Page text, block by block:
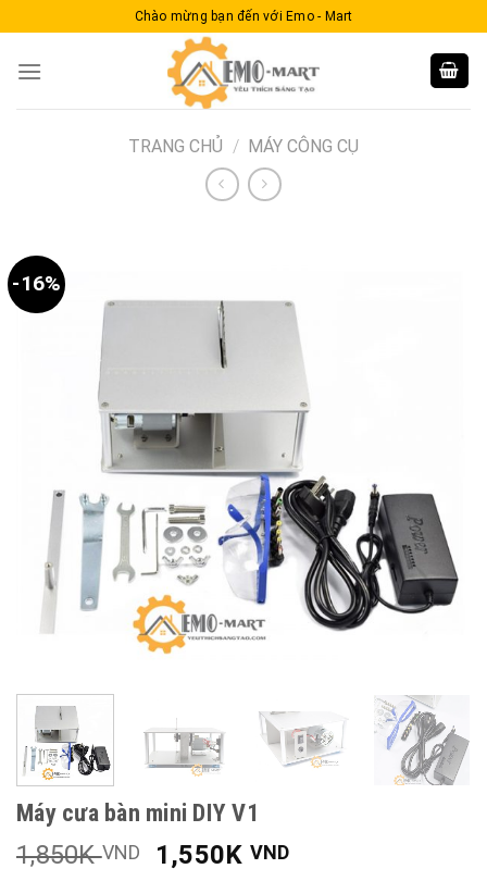
to
Chào mừng bạn đến với Emo - Mart
TRANG CHỦ / MÁY CÔNG CỤ
-16%
Máy cưa bàn mini DIY V1
1,850KVND 1,550K VND